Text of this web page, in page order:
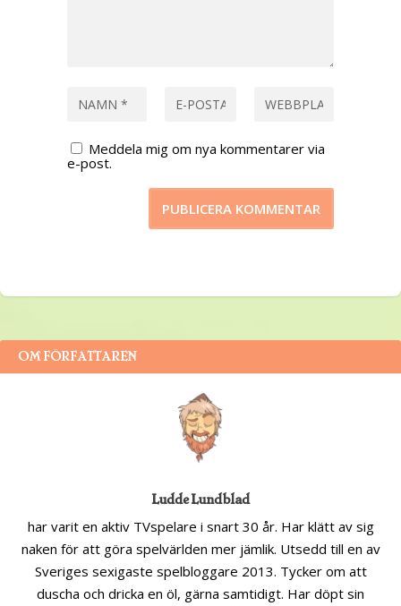
Meddela mig om nya kommentarer via
e-post.
OM FÖRFATTAREN
Ludde Lundblad
har varit en aktiv TVspelare i snart 30 år. Har klätt av sig
naken för att göra spelvärlden mer jämlik. Utsedd till en av
Sveriges sexigaste spelbloggare 2013. Tycker om att
duscha och dricka en öl, gärna samtidigt. Har döpt sin